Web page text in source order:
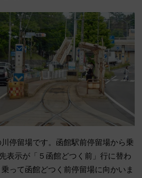
停留場です。函館駅前停留場から乗
表示が「５函館どつく前」行に替わ
って函館どつく前停留場に向かいま